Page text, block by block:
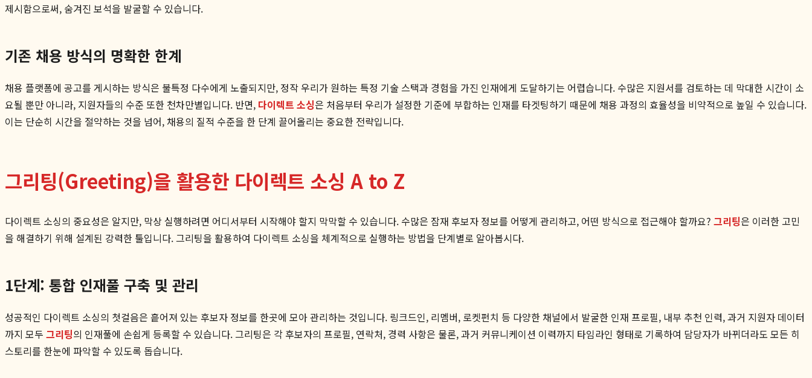
제시함으로써, 숨겨진 보석을 발굴할 수 있습니다.
기존 채용 방식의 명확한 한계
채용 플랫폼에 공고를 게시하는 방식은 불특정 다수에게 노출되지만, 정작 우리가 원하는 특정 기술 스택과 경험을 가진 인재에게 도달하기는 어렵습니다. 수많은 지원서를 검토하는 데 막대한 시간이 소
요될 뿐만 아니라, 지원자들의 수준 또한 천차만별입니다. 반면, 다이렉트 소싱은 처음부터 우리가 설정한 기준에 부합하는 인재를 타겟팅하기 때문에 채용 과정의 효율성을 비약적으로 높일 수 있습니다.
이는 단순히 시간을 절약하는 것을 넘어, 채용의 질적 수준을 한 단계 끌어올리는 중요한 전략입니다.
그리팅(Greeting)을 활용한 다이렉트 소싱 A to Z
다이렉트 소싱의 중요성은 알지만, 막상 실행하려면 어디서부터 시작해야 할지 막막할 수 있습니다. 수많은 잠재 후보자 정보를 어떻게 관리하고, 어떤 방식으로 접근해야 할까요? 그리팅은 이러한 고민
을 해결하기 위해 설계된 강력한 툴입니다. 그리팅을 활용하여 다이렉트 소싱을 체계적으로 실행하는 방법을 단계별로 알아봅시다.
1단계: 통합 인재풀 구축 및 관리
성공적인 다이렉트 소싱의 첫걸음은 흩어져 있는 후보자 정보를 한곳에 모아 관리하는 것입니다. 링크드인, 리멤버, 로켓펀치 등 다양한 채널에서 발굴한 인재 프로필, 내부 추천 인력, 과거 지원자 데이터
까지 모두 그리팅의 인재풀에 손쉽게 등록할 수 있습니다. 그리팅은 각 후보자의 프로필, 연락처, 경력 사항은 물론, 과거 커뮤니케이션 이력까지 타임라인 형태로 기록하여 담당자가 바뀌더라도 모든 히
스토리를 한눈에 파악할 수 있도록 돕습니다.